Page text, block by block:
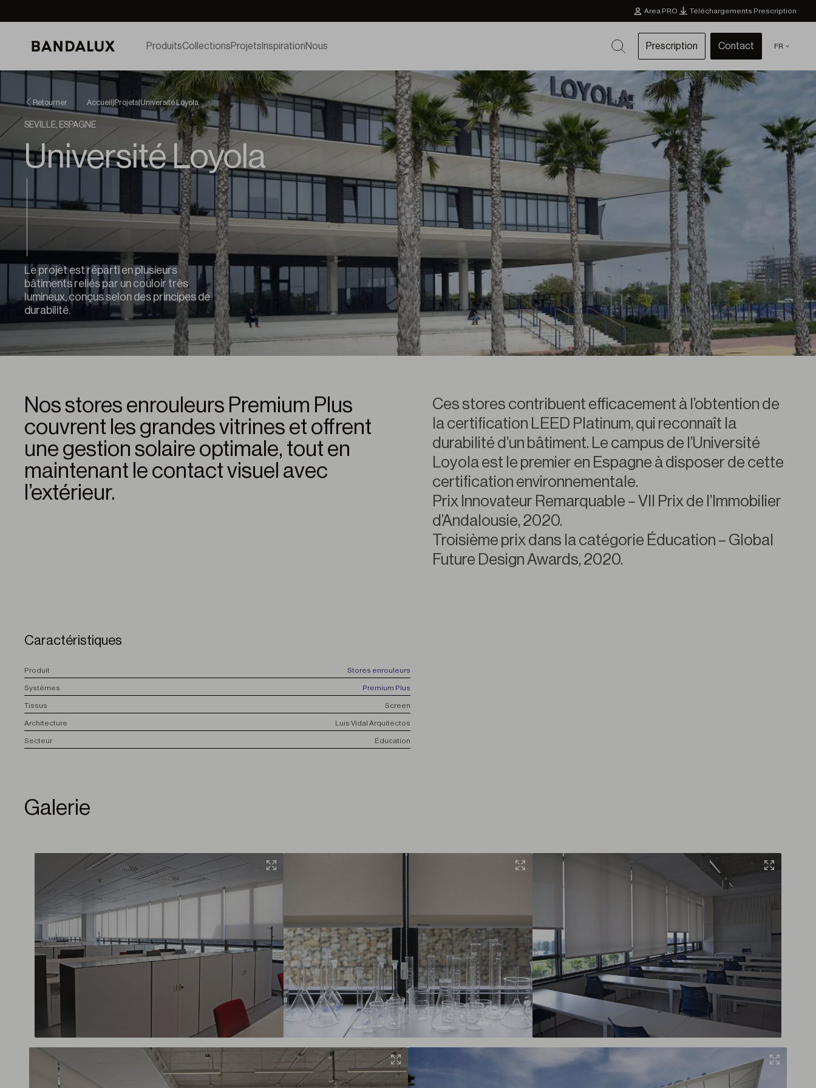
Area PRO Téléchargements Prescription
ProduitsCollectionsProjets InspirationNous Prescription Contact FR
Retourner Accueil Projets Université Loyola
SEVILLE, ESPAGNE
Université Loyola
Le projet est réparti en plusieurs
bâtiments reliés par un couloir très
lumineux, conçus selon des principes de
durabilité.
Nos stores enrouleurs Premium Plus
couvrent les grandes vitrines et offrent
une gestion solaire optimale, tout en
maintenant le contact visuel avec
l’extérieur.
Ces stores contribuent efficacement à l’obtention de
la certification LEED Platinum, qui reconnaît la
durabilité d’un bâtiment. Le campus de l’Université
Loyola est le premier en Espagne à disposer de cette
certification environnementale.
Prix Innovateur Remarquable – VII Prix de l’Immobilier
d’Andalousie, 2020.
Troisième prix dans la catégorie Éducation – Global
Future Design Awards, 2020.
Caractéristiques
Produit Stores enrouleurs
Systèmes Premium Plus
Tissus Screen
Architecture Luis Vidal Arquitectos
Secteur Éducation
Galerie